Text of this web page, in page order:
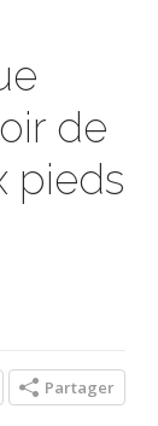
de
pieds
Partager